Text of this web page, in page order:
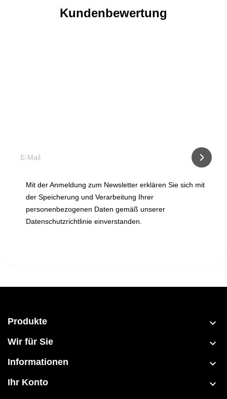
Kundenbewertung
Mit der Anmeldung zum Newsletter erklären Sie sich mit
der Speicherung und Verarbeitung Ihrer
personenbezogenen Daten gemäß unserer
Datenschutzrichtlinie einverstanden.
Produkte 
Wir für Sie 
Informationen 
Ihr Konto 